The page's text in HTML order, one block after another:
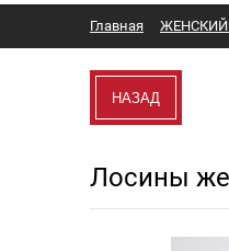
Главная
НАЗАД
Лосины